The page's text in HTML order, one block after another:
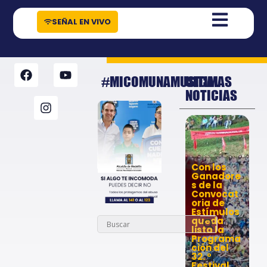
contenido
SEÑAL EN VIVO
#MICOMUNAMUSICAL
ULTIMAS
NOTICIAS
Con los
Ganadore
s de la
Convocat
oria de
Estímulos
queda
lista la
Programa
ción del
32. º